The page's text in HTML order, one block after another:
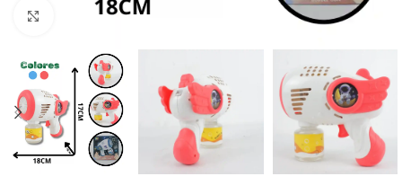
Haz clic para ampliar